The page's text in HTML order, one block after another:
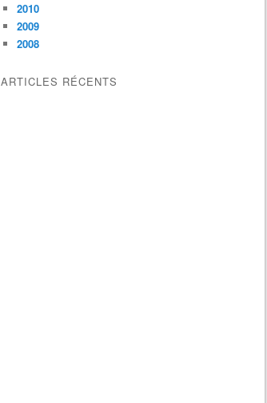
2010
2009
2008
ARTICLES RÉCENTS